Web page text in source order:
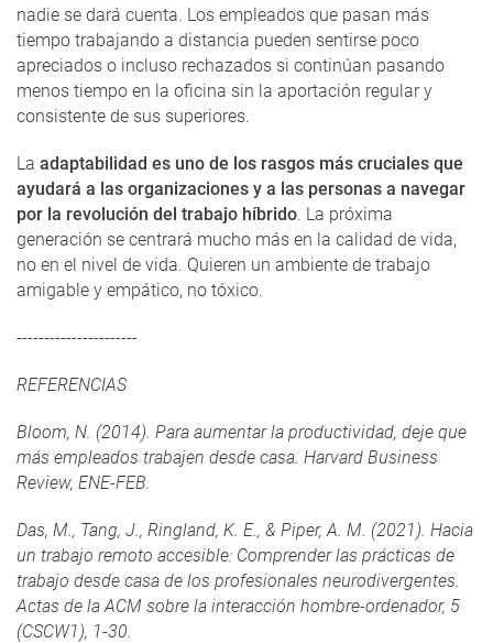
nadie se dará cuenta. Los empleados que pasan más
tiempo trabajando a distancia pueden sentirse poco
apreciados o incluso rechazados si continúan pasando
menos tiempo en la oficina sin la aportación regular y
consistente de sus superiores.
La adaptabilidad es uno de los rasgos más cruciales que
ayudará a las organizaciones y a las personas a navegar
por la revolución del trabajo híbrido. La próxima
generación se centrará mucho más en la calidad de vida,
no en el nivel de vida. Quieren un ambiente de trabajo
amigable y empático, no tóxico.
----------------------
REFERENCIAS
Bloom, N. (2014). Para aumentar la productividad, deje que
más empleados trabajen desde casa. Harvard Business
Review, ENE-FEB.
Das, M., Tang, J., Ringland, K. E., & Piper, A. M. (2021). Hacia
un trabajo remoto accesible: Comprender las prácticas de
trabajo desde casa de los profesionales neurodivergentes.
Actas de la ACM sobre la interacción hombre-ordenador, 5
(CSCW1), 1-30.